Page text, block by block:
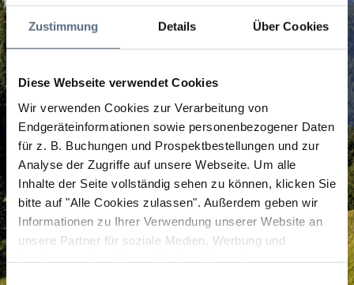
Zustimmung Details Über Cookies
Diese Webseite verwendet Cookies
Wir verwenden Cookies zur Verarbeitung von
Endgeräteinformationen sowie personenbezogener Daten
für z. B. Buchungen und Prospektbestellungen und zur
Analyse der Zugriffe auf unsere Webseite. Um alle
Inhalte der Seite vollständig sehen zu können, klicken Sie
bitte auf "Alle Cookies zulassen". Außerdem geben wir
Informationen zu Ihrer Verwendung unserer Website an
unsere Partner für soziale Medien, Werbung und